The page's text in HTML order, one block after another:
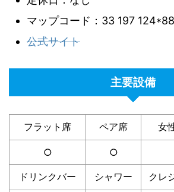
マップコード：33 197 124*88
公式サイト
主要設備
フラット席 ペア席 女
○ ○
ドリンクバー シャワー クレ